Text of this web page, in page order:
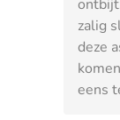
zalig
deze
eens